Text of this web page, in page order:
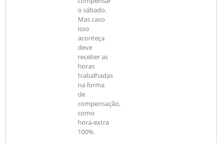
o sábado.
Mas caso
isso
aconteça
deve
receber as
horas
trabalhadas
na forma
de
compensação,
como
hora-extra
100%.